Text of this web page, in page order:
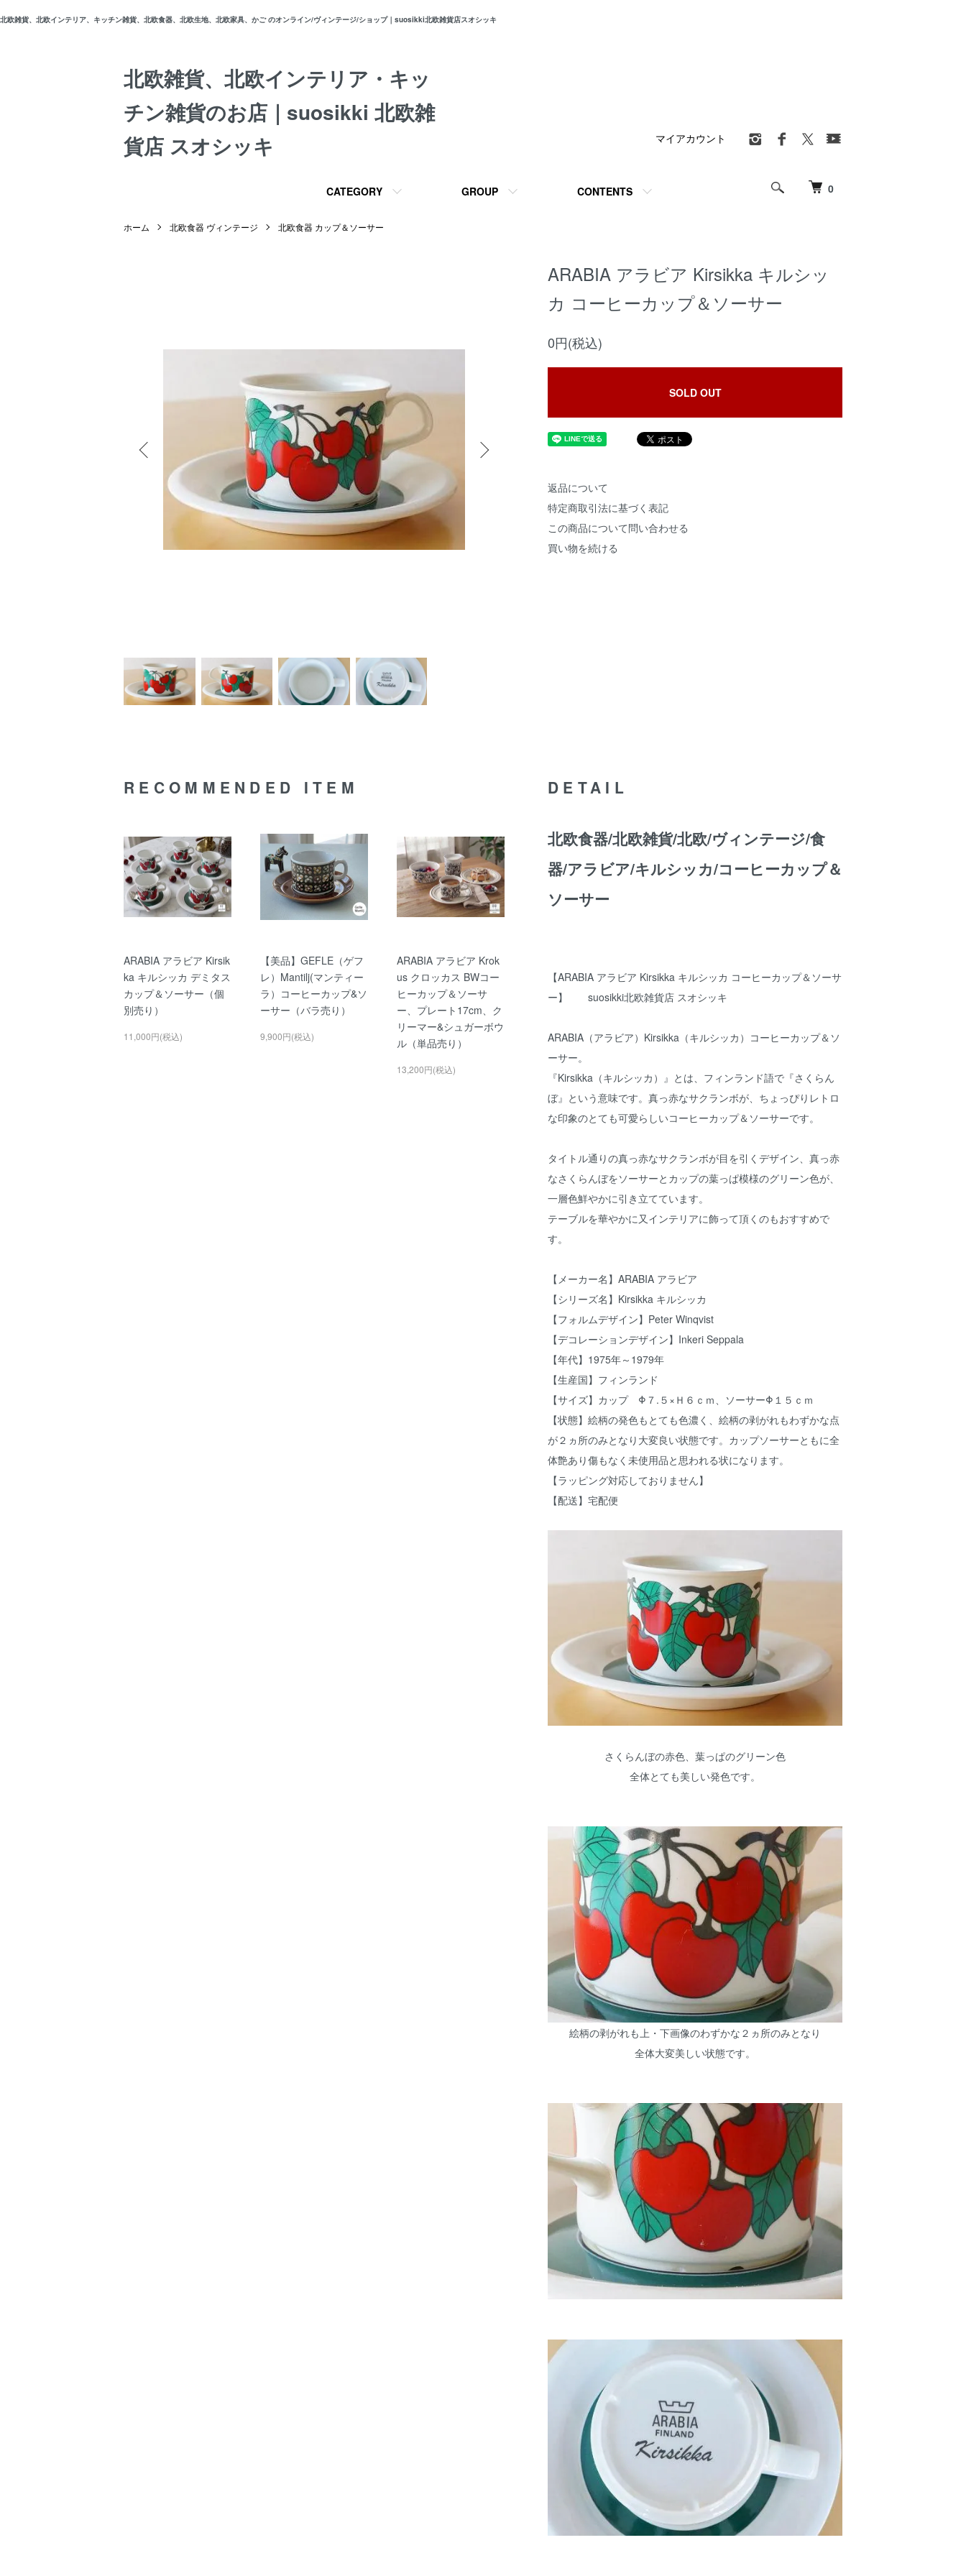
北欧雑貨、北欧インテリア、キッチン雑貨、北欧食器、北欧生地、北欧家具、かご のオンライン/ヴィンテージ/ショップ｜suosikki北欧雑貨店スオシッキ
北欧雑貨、北欧インテリア・キッ
チン雑貨のお店｜suosikki 北欧雑
貨店 スオシッキ
0
CATEGORY GROUP CONTENTS
マイアカウント
ホーム 北欧食器 ヴィンテージ 北欧食器 カップ＆ソーサー
ARABIA アラビア Kirsikka キルシッ
カ コーヒーカップ＆ソーサー
0円(税込)
SOLD OUT
返品について
特定商取引法に基づく表記
この商品について問い合わせる
買い物を続ける
DETAIL
北欧食器/北欧雑貨/北欧/ヴィンテージ/食
器/アラビア/キルシッカ/コーヒーカップ＆
ソーサー
【ARABIA アラビア Kirsikka キルシッカ コーヒーカップ＆ソーサ
ー】 suosikki北欧雑貨店 スオシッキ
ARABIA（アラビア）Kirsikka（キルシッカ）コーヒーカップ＆ソ
ーサー。
『Kirsikka（キルシッカ）』とは、フィンランド語で『さくらん
ぼ』という意味です。真っ赤なサクランボが、ちょっぴりレトロ
な印象のとても可愛らしいコーヒーカップ＆ソーサーです。
タイトル通りの真っ赤なサクランボが目を引くデザイン、真っ赤
なさくらんぼをソーサーとカップの葉っぱ模様のグリーン色が、
一層色鮮やかに引き立てています。
テーブルを華やかに又インテリアに飾って頂くのもおすすめで
す。
【メーカー名】ARABIA アラビア
【シリーズ名】Kirsikka キルシッカ
【フォルムデザイン】Peter Winqvist
【デコレーションデザイン】Inkeri Seppala
【年代】1975年～1979年
【生産国】フィンランド
【サイズ】カップ Φ７.５×Ｈ６ｃｍ、ソーサーΦ１５ｃｍ
【状態】絵柄の発色もとても色濃く、絵柄の剥がれもわずかな点
が２ヵ所のみとなり大変良い状態です。カップソーサーともに全
体艶あり傷もなく未使用品と思われる状になります。
【ラッピング対応しておりません】
【配送】宅配便
さくらんぼの赤色、葉っぱのグリーン色
全体とても美しい発色です。
絵柄の剥がれも上・下画像のわずかな２ヵ所のみとなり
全体大変美しい状態です。
RECOMMENDED ITEM
ARABIA アラビア Kirsik
ka キルシッカ デミタス
カップ＆ソーサー（個
別売り）
11,000円(税込)
【美品】GEFLE（ゲフ
レ）Mantilj(マンティー
ラ）コーヒーカップ&ソ
ーサー（バラ売り）
9,900円(税込)
ARABIA アラビア Krok
us クロッカス BWコー
ヒーカップ＆ソーサ
ー、プレート17cm、ク
リーマー&シュガーボウ
ル（単品売り）
13,200円(税込)